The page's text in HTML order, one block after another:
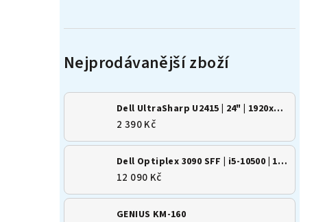
Dell UltraSharp U2415 | 24" | 1920x1200 | 16:10 | IPS
2 390 Kč
Dell Optiplex 3090 SFF | i5-10500 | 16GB | 500GB SSD | Win 11
12 090 Kč
GENIUS KM-160